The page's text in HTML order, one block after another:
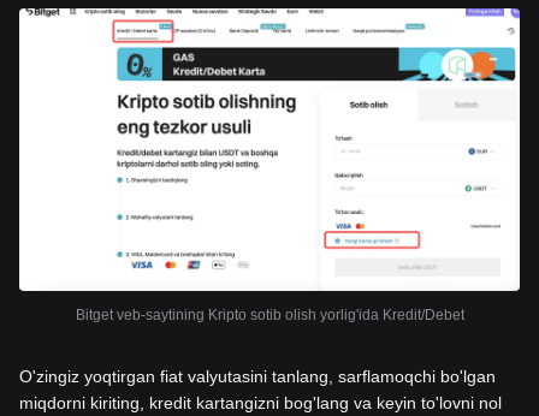
Bitget veb-saytining Kripto sotib olish yorlig'ida Kredit/Debet
O'zingiz yoqtirgan fiat valyutasini tanlang, sarflamoqchi bo'lgan
miqdorni kiriting, kredit kartangizni bog'lang va keyin to'lovni nol